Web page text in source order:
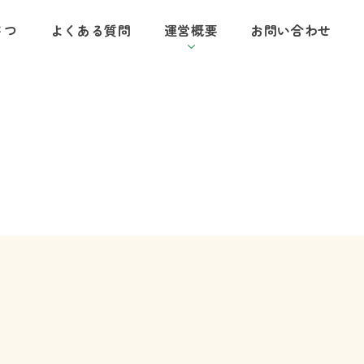
つ よくある質問 運営概要 お問い合わせ